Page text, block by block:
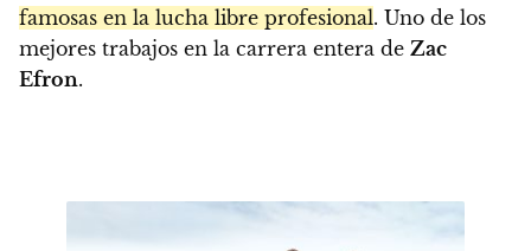
famosas en la lucha libre profesional. Uno de los
mejores trabajos en la carrera entera de Zac
Efron.